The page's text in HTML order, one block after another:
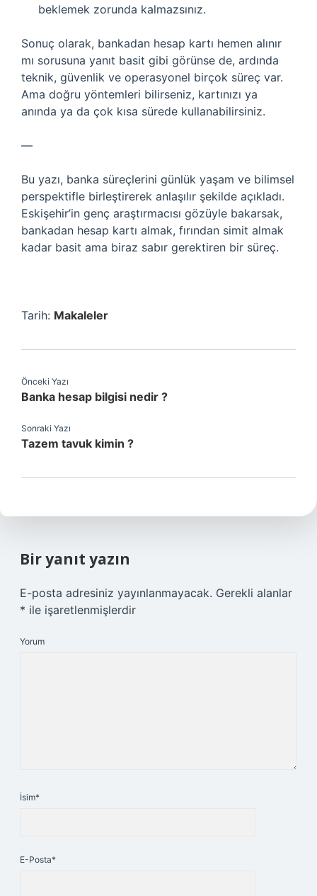
beklemek zorunda kalmazsınız.
Sonuç olarak, bankadan hesap kartı hemen alınır
mı sorusuna yanıt basit gibi görünse de, ardında
teknik, güvenlik ve operasyonel birçok süreç var.
Ama doğru yöntemleri bilirseniz, kartınızı ya
anında ya da çok kısa sürede kullanabilirsiniz.
—
Bu yazı, banka süreçlerini günlük yaşam ve bilimsel
perspektifle birleştirerek anlaşılır şekilde açıkladı.
Eskişehir’in genç araştırmacısı gözüyle bakarsak,
bankadan hesap kartı almak, fırından simit almak
kadar basit ama biraz sabır gerektiren bir süreç.
Tarih: Makaleler
Önceki Yazı
Banka hesap bilgisi nedir ?
Sonraki Yazı
Tazem tavuk kimin ?
Bir yanıt yazın
E-posta adresiniz yayınlanmayacak. Gerekli alanlar
* ile işaretlenmişlerdir
Yorum
İsim*
E-Posta*